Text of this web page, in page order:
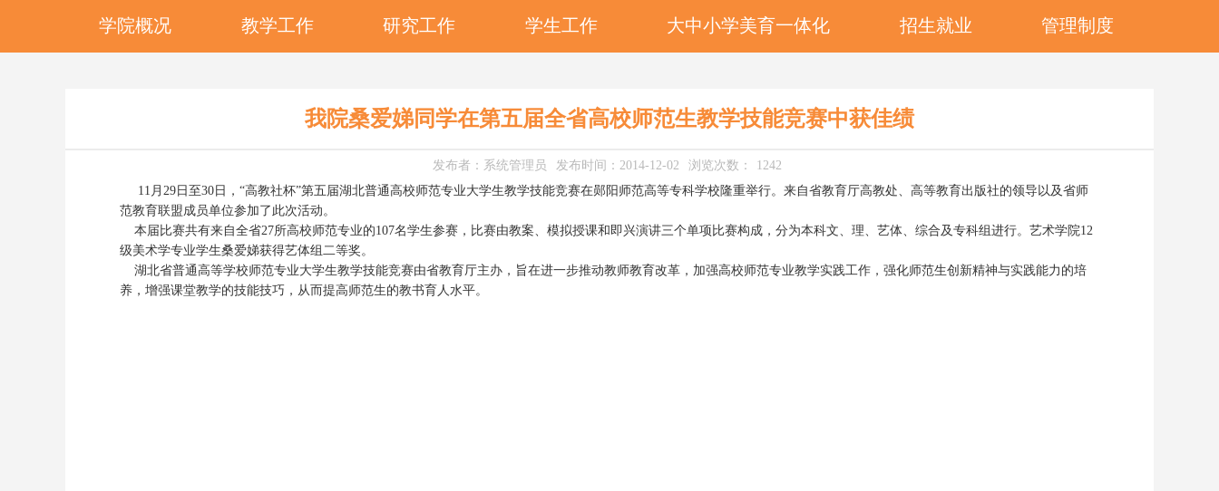
学院概况 教学工作 研究工作 学生工作 大中小学美育一体化 招生就业 管理制度
我院桑爱娣同学在第五届全省高校师范生教学技能竞赛中获佳绩
发布者：系统管理员 发布时间：2014-12-02 浏览次数：
1242
11月29日至30日，“高教社杯”第五届湖北普通高校师范专业大学生教学技能竞赛在郧阳师范高等专科学校隆重举行。来自省教育厅高教处、高等教育出版社的领导以及省师
范教育联盟成员单位参加了此次活动。
本届比赛共有来自全省27所高校师范专业的107名学生参赛，比赛由教案、模拟授课和即兴演讲三个单项比赛构成，分为本科文、理、艺体、综合及专科组进行。艺术学院12
级美术学专业学生桑爱娣获得艺体组二等奖。
湖北省普通高等学校师范专业大学生教学技能竞赛由省教育厅主办，旨在进一步推动教师教育改革，加强高校师范专业教学实践工作，强化师范生创新精神与实践能力的培
养，增强课堂教学的技能技巧，从而提高师范生的教书育人水平。